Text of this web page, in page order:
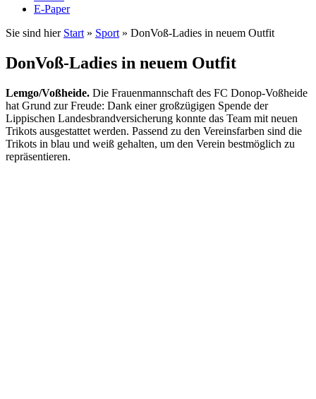
E-Paper
Sie sind hier Start » Sport » DonVoß-Ladies in neuem Outfit
DonVoß-Ladies in neuem Outfit
Lemgo/Voßheide. Die Frauenmannschaft des FC Donop-Voßheide
hat Grund zur Freude: Dank einer großzügigen Spende der
Lippischen Landesbrandversicherung konnte das Team mit neuen
Trikots ausgestattet werden. Passend zu den Vereinsfarben sind die
Trikots in blau und weiß gehalten, um den Verein bestmöglich zu
repräsentieren.